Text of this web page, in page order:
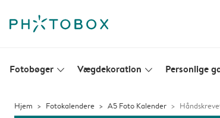
Fotobøger slim_arrow_down Vægdekoration slim_arrow_down Personlige
Hjem Fotokalendere A5 Foto Kalender